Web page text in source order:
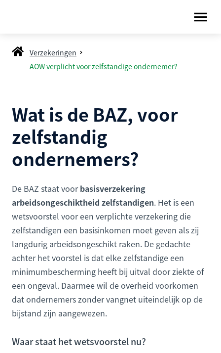
Verzekeringen
AOW verplicht voor zelfstandige ondernemer?
Wat is de BAZ, voor
zelfstandig
ondernemers?
De BAZ staat voorbasisverzekering
arbeidsongeschiktheid zelfstandigen. Het is een
wetsvoorstel voor een verplichte verzekering die
zelfstandigen een basisinkomen moet geven als zij
langdurig arbeidsongeschikt raken. De gedachte
achter het voorstel is dat elke zelfstandige een
minimumbescherming heeft bij uitval door ziekte of
een ongeval. Daarmee wil de overheid voorkomen
dat ondernemers zonder vangnet uiteindelijk op de
bijstand zijn aangewezen.
Waar staat het wetsvoorstel nu?